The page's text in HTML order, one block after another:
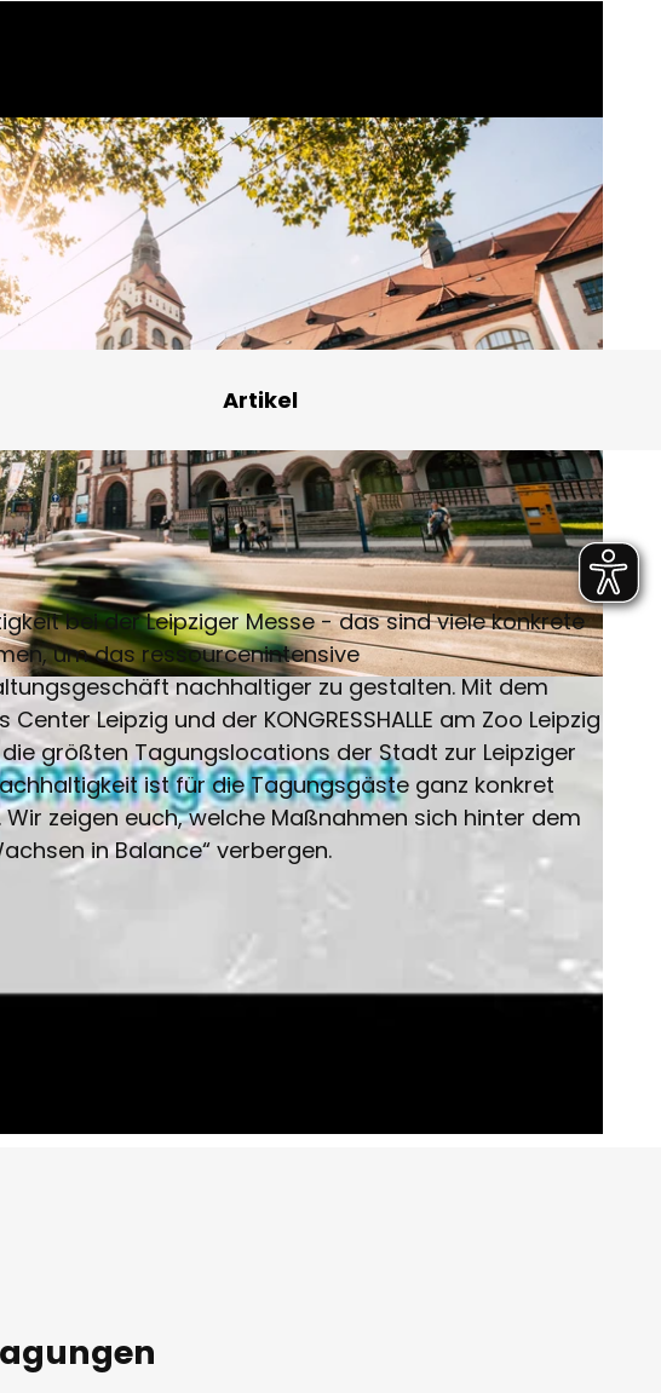
Artikel
bei der Leipziger Messe - das sind viele konkrete
um das ressourcenintensive
nachhaltiger zu gestalten. Mit dem
Center Leipzig und der KONGRESSHALLE am Zoo Leipzig
größten Tagungslocations der Stadt zur Leipziger
ist für die Tagungsgäste ganz konkret
Wir zeigen euch, welche Maßnahmen sich hinter dem
in Balance“ verbergen.